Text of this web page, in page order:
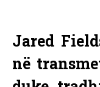
Jared
në